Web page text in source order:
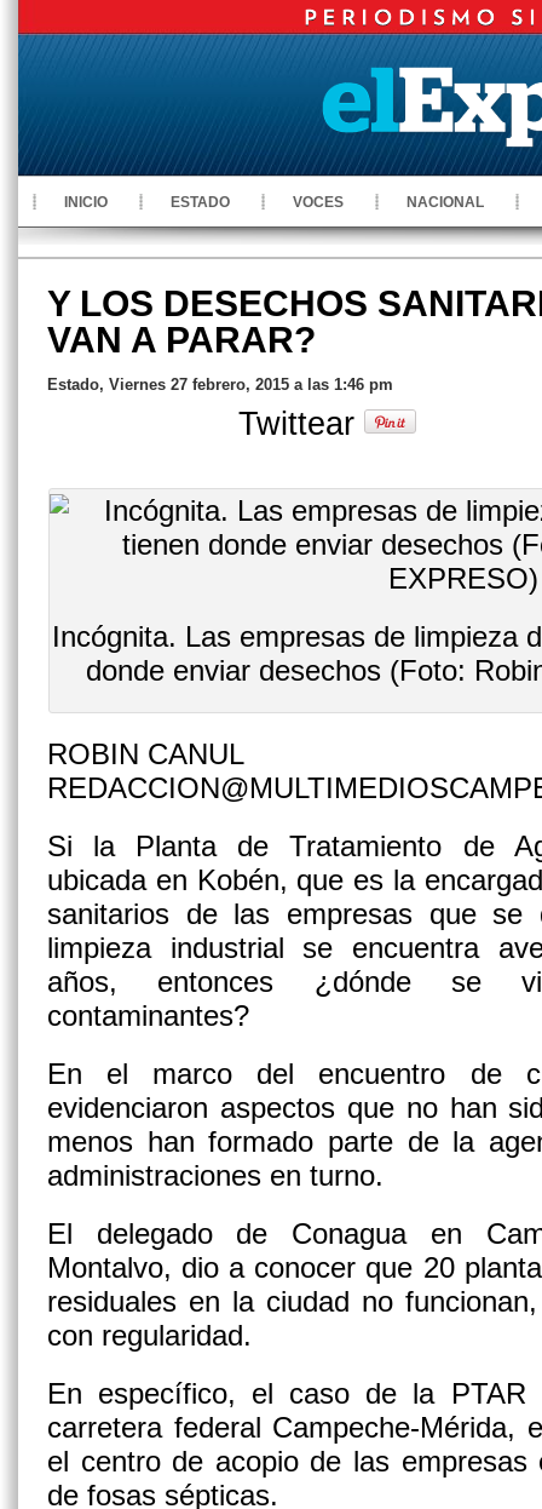
INICIO ESTADO VOCES NACIONAL
Y LOS DESECHOS
VAN A PARAR?
Estado, Viernes 27 febrero, 2015 a las 1:46 pm
Twittear
Incógnita. Las empresas de limpieza
donde enviar desechos (Foto:
ROBIN CANUL
Si la Planta de Tratamiento de
ubicada en Kobén, que es la
sanitarios de las empresas que
limpieza industrial se encuentra
años, entonces ¿dónde se
contaminantes?
En el marco del encuentro de
evidenciaron aspectos que no han
menos han formado parte de la
administraciones en turno.
El delegado de Conagua en
Montalvo, dio a conocer que 20
residuales en la ciudad no
con regularidad.
En específico, el caso de la
carretera federal Campeche-Mérida,
el centro de acopio de las empresas
de fosas sépticas.